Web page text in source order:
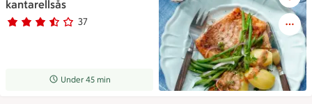
kantarellsås
Betyg 3.6 av 5. 37
37 personer har röstat
Receptet tar Under 45 min att tillaga
Under 45 min